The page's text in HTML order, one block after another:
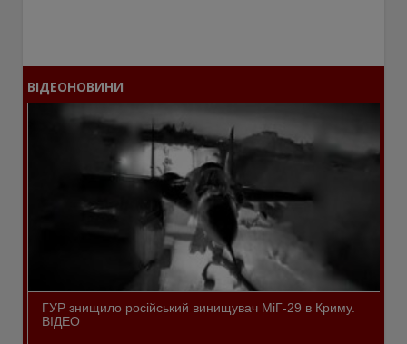
ВІДЕОНОВИНИ
ГУР знищило російський винищувач МіГ-29 в Криму.
ВІДЕО